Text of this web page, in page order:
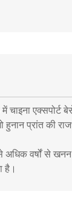
चाइना एक्सपोर्ट
हुनान प्रांत की
वर्षों से खनन
है।